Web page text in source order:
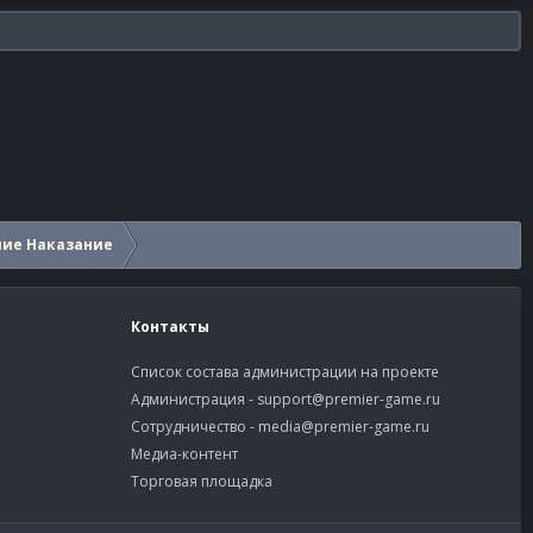
Наказание
Контакты
Список состава администрации на проекте
Администрация - support@premier-game.ru
Сотрудничество - media@premier-game.ru
Медиа-контент
Торговая площадка